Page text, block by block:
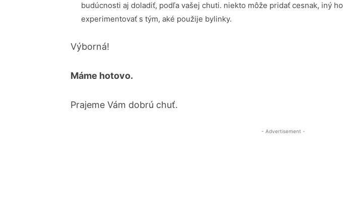
budúcnosti aj doladiť, podľa vašej chuti. niekto môže pridať cesnak, iný
experimentovať s tým, aké použije bylinky.
Výborná!
Máme hotovo.
Prajeme Vám dobrú chuť.
- Advertisement -